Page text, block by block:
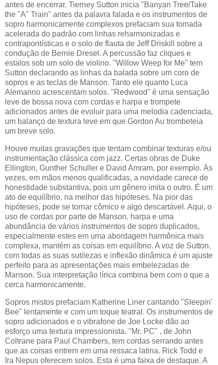
antes de encerrar. Tierney Sutton inicia "Banyan Tree/Take
the "A" Train" antes da palavra falada e os instrumentos de
sopro harmonicamente complexos prefaciam sua tomada
acelerada do padrão com linhas reharmonizadas e
contrapontísticas e o solo de flauta de Jeff Driskill sobre a
condução de Bernie Dresel. A percussão faz cliques e
estalos sob um solo de violino. "Willow Weep for Me" tem
Sutton declarando as linhas da balada sobre um coro de
sopros e as teclas de Manson. Tanto ele quanto Luca
Alemanno acrescentam solos. "Redwood" é uma sensação
leve de bossa nova com cordas e harpa e trompete
adicionados antes de evoluir para uma melodia cadenciada,
um balanço de textura leve em que Gordon Au trombeteia
um breve solo.
Houve muitas gravações que tentam combinar texturas e/ou
instrumentação clássica com jazz. Certas obras de Duke
Ellington, Gunther Schuller e David Amram, por exemplo. Às
vezes, em mãos menos qualificadas, a novidade carece de
honestidade substantiva, pois um gênero imita o outro. É um
ato de equilíbrio, na melhor das hipóteses. Na pior das
hipóteses, pode se tornar cômico e algo descartável. Aqui, o
uso de cordas por parte de Manson, harpa e uma
abundância de vários instrumentos de sopro duplicados,
especialmente estes em uma abordagem harmônica mais
complexa, mantém as coisas em equilíbrio. A voz de Sutton,
com todas as suas sutilezas e inflexão dinâmica é um ajuste
perfeito para as apresentações mais embelezadas de
Manson. Sua interpretação lírica combina bem com o que a
cerca harmonicamente.
Sopros mistos prefaciam Katherine Liner cantando "Sleepin'
Bee" lentamente e com um toque teatral. Os instrumentos de
sopro adicionados e o vibrafone de Joe Locke dão ao
esforço uma textura impressionista. "Mr. PC" , de John
Coltrane para Paul Chambers, tem cordas serrando antes
que as coisas entrem em uma ressaca latina. Rick Todd e
Ira Nepus oferecem solos. Esta é uma faixa de destaque. A